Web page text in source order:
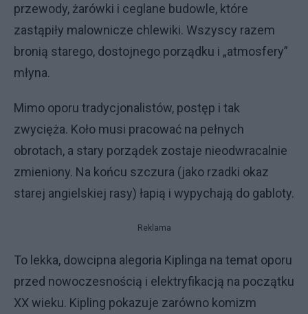
przewody, żarówki i ceglane budowle, które
zastąpiły malownicze chlewiki. Wszyscy razem
bronią starego, dostojnego porządku i „atmosfery”
młyna.
Mimo oporu tradycjonalistów, postęp i tak
zwycięża. Koło musi pracować na pełnych
obrotach, a stary porządek zostaje nieodwracalnie
zmieniony. Na końcu szczura (jako rzadki okaz
starej angielskiej rasy) łapią i wypychają do gabloty.
Reklama
To lekka, dowcipna alegoria Kiplinga na temat oporu
przed nowoczesnością i elektryfikacją na początku
XX wieku. Kipling pokazuje zarówno komizm